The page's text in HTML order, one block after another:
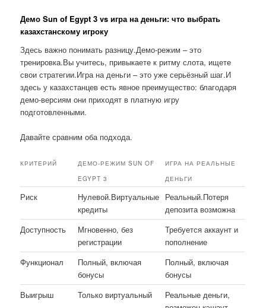
Демо Sun of Egypt 3 vs игра на деньги: что выбрать
казахстанскому игроку
Здесь важно понимать разницу.Демо-режим – это
тренировка.Вы учитесь, привыкаете к ритму слота, ищете
свои стратегии.Игра на деньги – это уже серьёзный шаг.И
здесь у казахстанцев есть явное преимущество: благодаря
демо-версиям они приходят в платную игру
подготовленными.
Давайте сравним оба подхода.
КРИТЕРИЙ
ДЕМО-РЕЖИМ SUN OF
EGYPT 3
ИГРА НА РЕАЛЬНЫЕ
ДЕНЬГИ
Риск
Нулевой.Виртуальные
кредиты
Реальный.Потеря
депозита возможна
Доступность
Мгновенно, без
регистрации
Требуется аккаунт и
пополнение
Функционал
Полный, включая
бонусы
Полный, включая
бонусы
Выигрыш
Только виртуальный
Реальные деньги,